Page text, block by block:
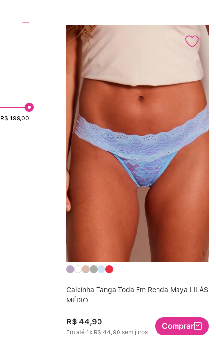
R$ 199,00
Calcinha Tanga Toda Em Renda Maya LILÁS
MÉDIO
R$ 44,90
Em até 1x R$ 44,90 sem juros
Comprar